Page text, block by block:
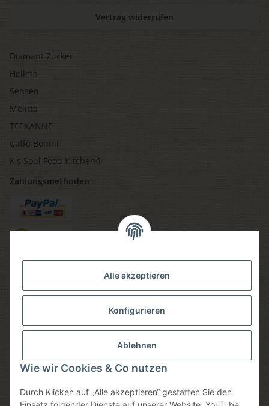
Alle akzeptieren
Konfigurieren
Ablehnen
Wie wir Cookies & Co nutzen
Durch Klicken auf „Alle akzeptieren“ gestatten Sie den
Vertrag widerrufen
Diamant Zucker
Hellma
Senseo
Melitta
TEEKANNE
Caffè Bonini
K's Soul Food Kitchen®
Zahlungsmethoden
Versandmethoden
Sicheres einkaufen